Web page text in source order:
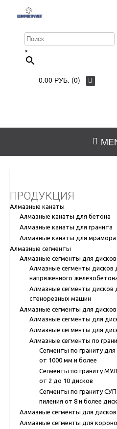
×
0.00 РУБ. (0)
ПРОДУКЦИЯ
Алмазные канаты
Алмазные канаты для бетона
Алмазные канаты для гранита
Алмазные канаты для мрамора
Алмазные сегменты
Алмазные сегменты для
Алмазные сегменты дисков
напряженного
Алмазные сегменты дисков
стенорезных машин
Алмазные сегменты для
Алмазные сегменты для
Алмазные сегменты для
Алмазные сегменты по
Сегменты по граниту
от 1000 мм и более
Сегменты по граниту
от 2 до 10 дисков
Сегменты по граниту
пиления от 8 и более
Алмазные сегменты для
Алмазные сегменты для